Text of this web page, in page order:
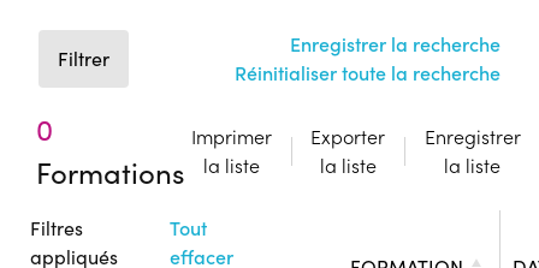
Filtrer
Enregistrer la recherche
Réinitialiser toute la recherche
0
Formations
Imprimer
la liste
Exporter
la liste
Enregistrer
la liste
Filtres
appliqués
Tout
effacer